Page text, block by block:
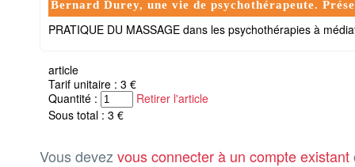
Bernard Durey, une vie de psychothérapeute.
PRATIQUE DU MASSAGE dans les psychothérapies à
article
Tarif unitaire : 3 €
Quantité :
Retirer l'article
Sous total : 3 €
Vous devez vous connecter à un compte existant